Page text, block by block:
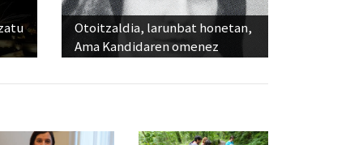
Otoitzaldia, larunbat honetan,
Ama Kandidaren omenez